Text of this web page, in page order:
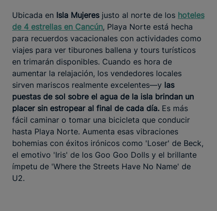
Ubicada en Isla Mujeres justo al norte de los hoteles
de 4 estrellas en Cancún, Playa Norte está hecha
para recuerdos vacacionales con actividades como
viajes para ver tiburones ballena y tours turísticos
en trimarán disponibles. Cuando es hora de
aumentar la relajación, los vendedores locales
sirven mariscos realmente excelentes—y las
puestas de sol sobre el agua de la isla brindan un
placer sin estropear al final de cada día. Es más
fácil caminar o tomar una bicicleta que conducir
hasta Playa Norte. Aumenta esas vibraciones
bohemias con éxitos irónicos como 'Loser' de Beck,
el emotivo 'Iris' de los Goo Goo Dolls y el brillante
ímpetu de 'Where the Streets Have No Name' de
U2.